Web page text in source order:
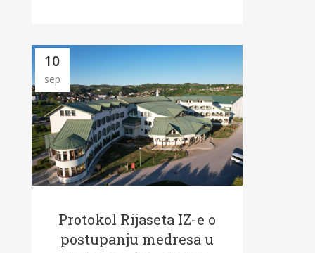
10
sep
Protokol Rijaseta IZ-e o
postupanju medresa u